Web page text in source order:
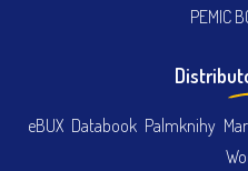
PEMIC
eBUX Databook Palmknihy